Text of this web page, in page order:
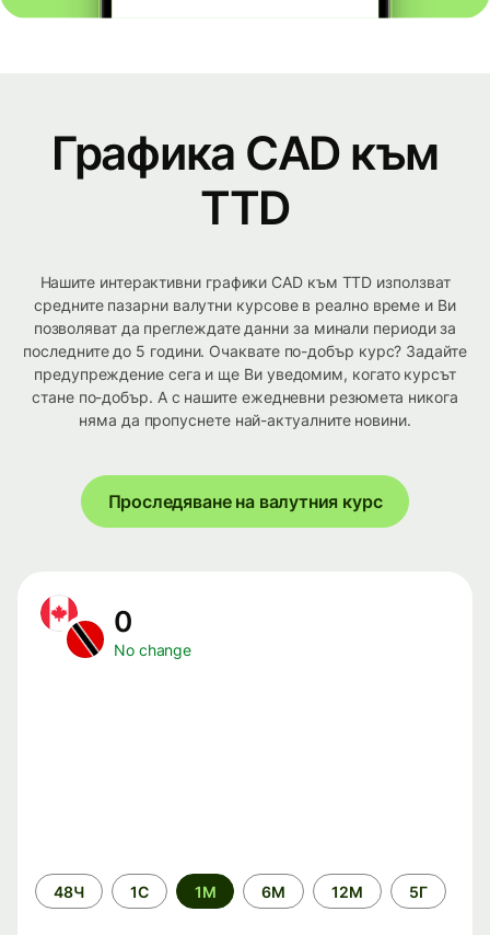
Графика CAD към
TTD
Нашите интерактивни графики CAD към TTD използват
средните пазарни валутни курсове в реално време и Ви
позволяват да преглеждате данни за минали периоди за
последните до 5 години. Очаквате по-добър курс? Задайте
предупреждение сега и ще Ви уведомим, когато курсът
стане по-добър. А с нашите ежедневни резюмета никога
няма да пропуснете най-актуалните новини.
Проследяване на валутния курс
0
No change
Time
period
48Ч 1С 1М 6М 12М 5Г